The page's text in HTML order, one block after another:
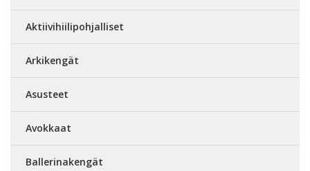
Aktiivihiilipohjalliset
Arkikengät
Asusteet
Avokkaat
Ballerinakengät